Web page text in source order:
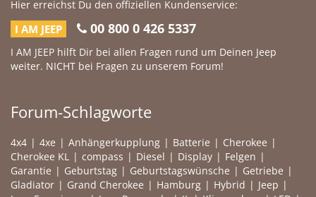
Hier erreichst Du den offiziellen Kundenservice:
I AM JEEP 00 800 0 426 5337
I AM JEEP hilft Dir bei allen Fragen rund um Deinen Jeep
weiter. NICHT bei Fragen zu unserem Forum!
Forum-Schlagworte
4x4 4xe Anhängerkupplung Batterie
Cherokee
Cherokee KL
compass Diesel Display
Felgen
Garantie
Geburtstag Geburtstagswünsche
Getriebe
Gladiator
Grand Cherokee Hamburg Hybrid
Jeep